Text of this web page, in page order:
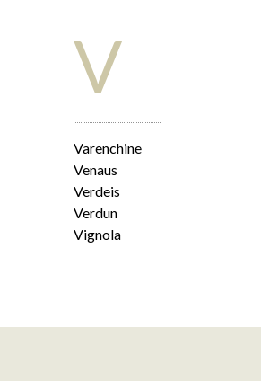
V
Varenchine
Venaus
Verdeis
Verdun
Vignola